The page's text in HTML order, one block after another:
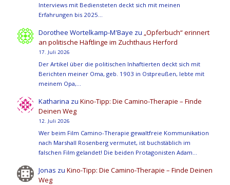
Interviews mit Bediensteten deckt sich mit meinen
Erfahrungen bis 2025…
Dorothee Wortelkamp-M'Baye zu „Opferbuch“ erinnert
an politische Häftlinge im Zuchthaus Herford
17. Juli 2026
Der Artikel über die politischen Inhaftierten deckt sich mit
Berichten meiner Oma, geb. 1903 in Ostpreußen, lebte mit
meinem Opa,…
Katharina zuKino-Tipp: Die Camino-Therapie – Finde
Deinen Weg
12. Juli 2026
Wer beim Film Camino-Therapie gewaltfreie Kommunikation
nach Marshall Rosenberg vermutet, ist buchstäblich im
falschen Film gelandet! Die beiden Protagonisten Adam…
Jonas zuKino-Tipp: Die Camino-Therapie – Finde Deinen
Weg